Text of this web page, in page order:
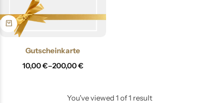
Gutscheinkarte
10,00€–200,00€
You've viewed 1 of1 result